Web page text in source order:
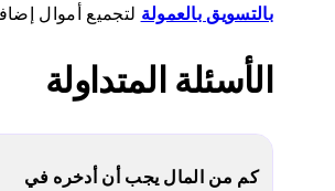
بالتسويق بالعمولة لتجميع أموال
الأسئلة المتداولة
كم من المال يجب أن أدخره في